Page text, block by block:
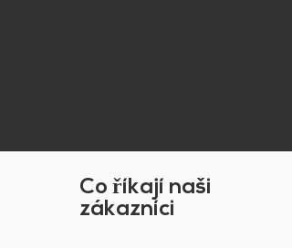
Co říkají naši
zákazníci